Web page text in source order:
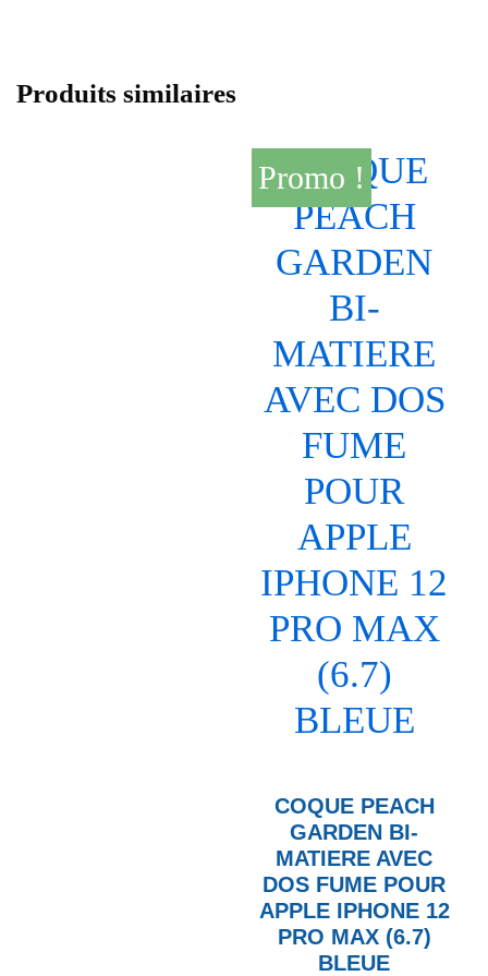
Produits similaires
Promo !
COQUE PEACH
GARDEN BI-
MATIERE AVEC
DOS FUME POUR
APPLE IPHONE 12
PRO MAX (6.7)
BLEUE